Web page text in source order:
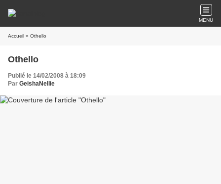
MENU
Accueil » Othello
Othello
Publié le 14/02/2008 à 18:09
Par GeishaNellie